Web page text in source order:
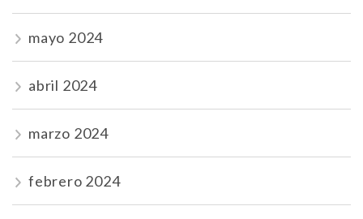
mayo 2024
abril 2024
marzo 2024
febrero 2024